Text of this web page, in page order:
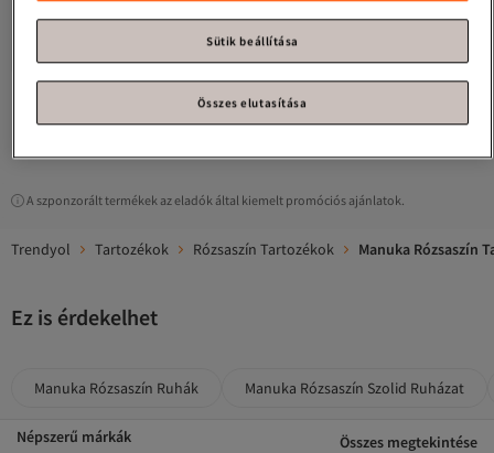
10 295
A szponzorált termékek az eladók által kiemelt promóciós ajánlatok.
Trendyol Tartozékok Rózsaszín Tartozékok Manuka Rózsaszín
Ez is érdekelhet
Manuka Rózsaszín Ruhák Manuka Rózsaszín Szolid Ruházat
Népszerű márkák Összes megtekintése
Sütik beállítása
Összes elutasítása